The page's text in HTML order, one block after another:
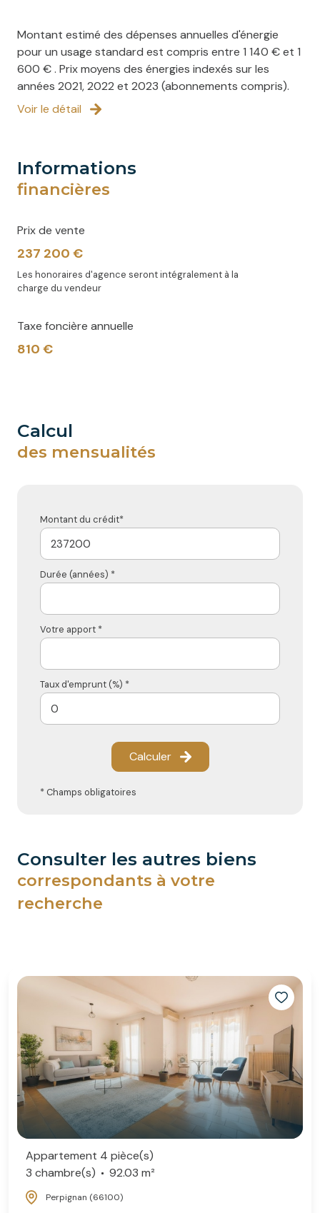
Montant estimé des dépenses annuelles d'énergie
pour un usage standard est compris entre 1 140 € et 1
600 € . Prix moyens des énergies indexés sur les
années 2021, 2022 et 2023 (abonnements compris).
Voir le détail
informations
financières
Prix de vente
237 200 €
Les honoraires d'agence seront intégralement à la
charge du vendeur
Taxe foncière annuelle
810 €
calcul
des mensualités
Montant du crédit*
Durée (années) *
Votre apport *
Taux d'emprunt (%) *
Calculer
* Champs obligatoires
consulter les autres biens
correspondants à votre
recherche
Appartement 4 pièce(s)
3 chambre(s)
92.03 m²
Perpignan (66100)